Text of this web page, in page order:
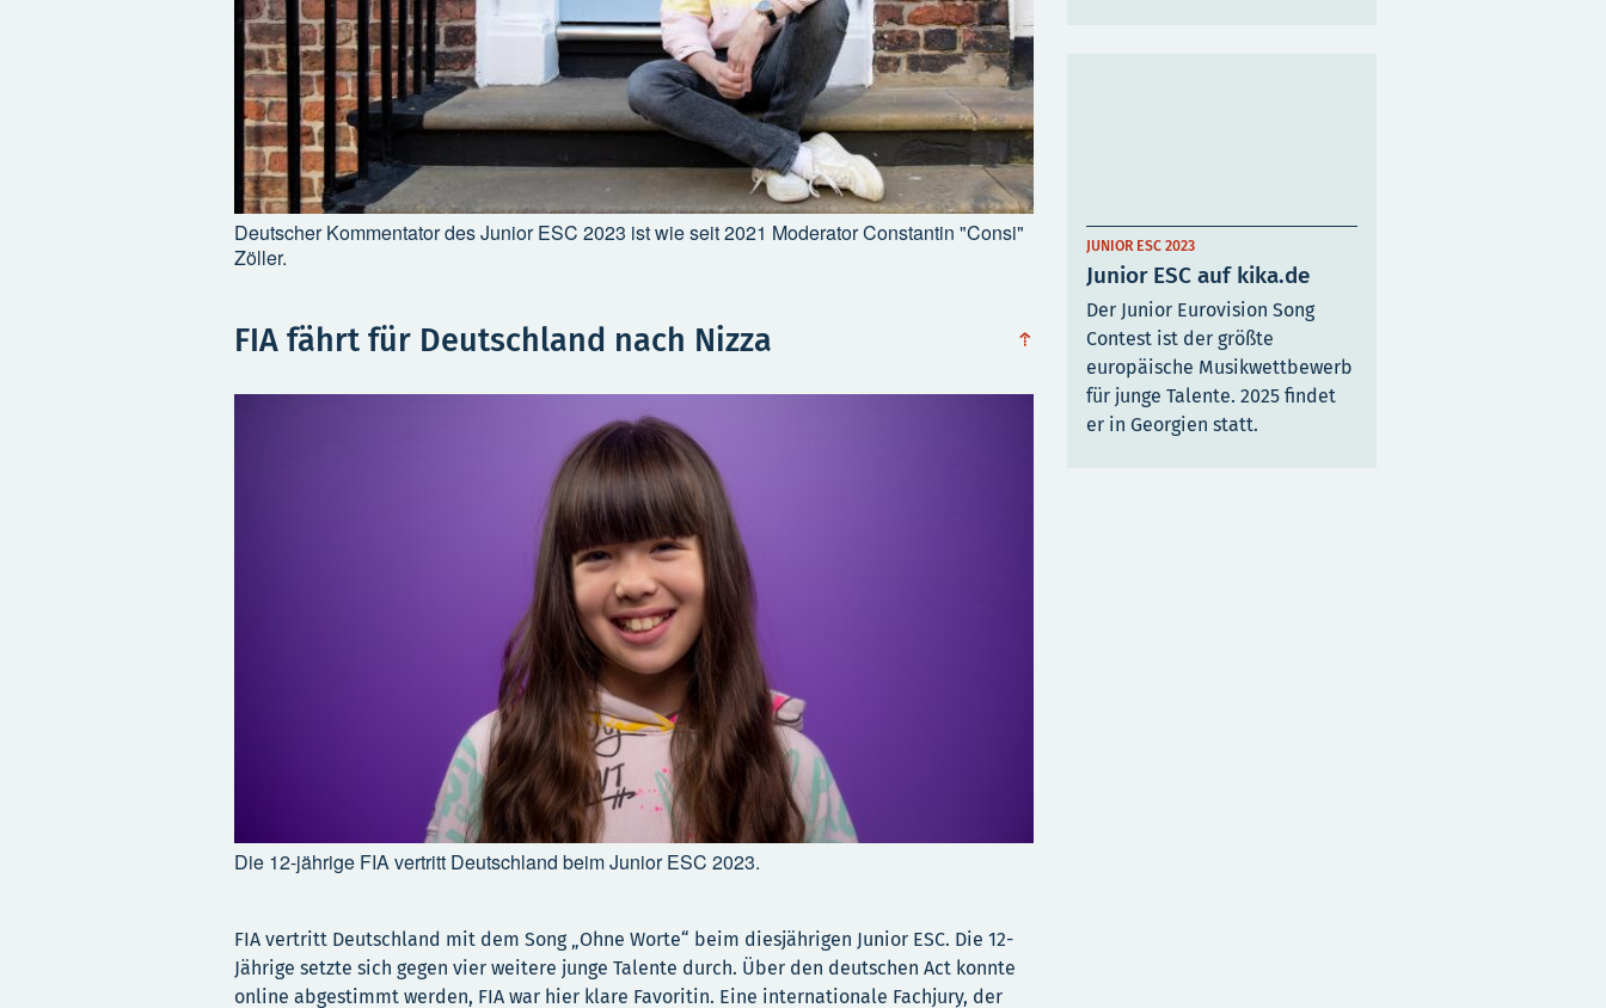
Deutscher Kommentator des Junior ESC 2023 ist wie seit 2021 Moderator Constantin "Consi"
Zöller.
FIA fährt für Deutschland nach Nizza oben
Die 12-jährige FIA vertritt Deutschland beim Junior ESC 2023.
FIA vertritt Deutschland mit dem Song „Ohne Worte“ beim diesjährigen Junior ESC. Die 12-
Jährige setzte sich gegen vier weitere junge Talente durch. Über den deutschen Act konnte
online abgestimmt werden, FIA war hier klare Favoritin. Eine internationale Fachjury, der
JUNIOR ESC 2023
Junior ESC auf kika.de
Der Junior Eurovision Song
Contest ist der größte
europäische Musikwettbewerb
für junge Talente. 2025 findet
er in Georgien statt.